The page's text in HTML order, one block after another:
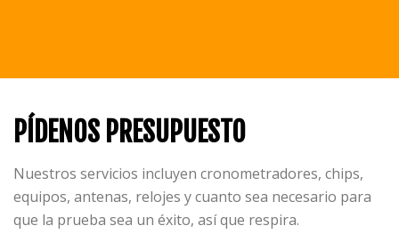
PÍDENOS PRESUPUESTO
Nuestros servicios incluyen cronometradores, chips,
equipos, antenas, relojes y cuanto sea necesario para
que la prueba sea un éxito, así que respira.